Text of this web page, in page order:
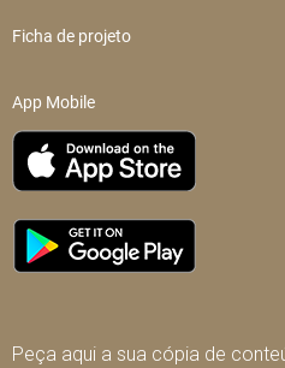
Ficha de projeto
App Mobile
Peça aqui a sua cópia de